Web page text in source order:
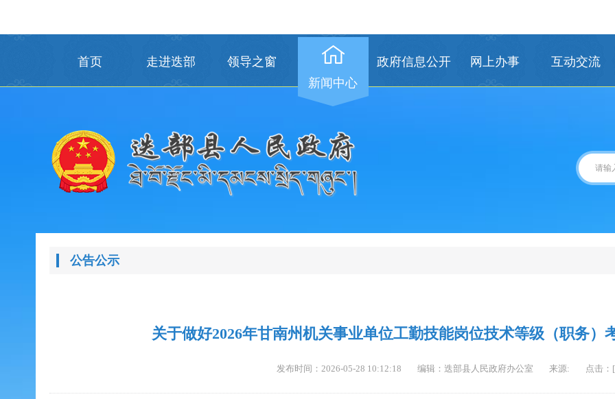
首页 走进迭部
领导之窗
新闻中心
政府信息公开 网上办事 互动交流
公告公示
关于做好2026年甘南州机关事业单位工勤技能岗位技术等级（职务）
发布时间：2026-05-28 10:12:18 编辑：迭部县人民政府办公室 来源: 点击：[